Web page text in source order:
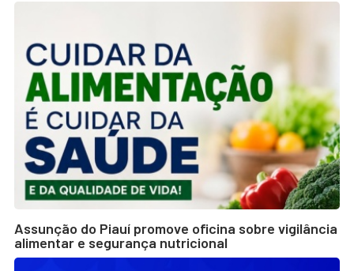
Assunção do Piauí promove oficina sobre vigilância
alimentar e segurança nutricional